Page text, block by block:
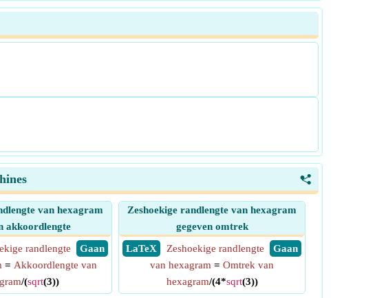
<
van hexagram
akkoordlengte
​ Gaan
randlengte
= Akkoordlengte van
/(sqrt(3))
Zeshoekige randlengte van hexagram
gegeven omtrek
​ LaTeX
​ Gaan
Zeshoekige randlengte
van hexagram = Omtrek van
hexagram/(4*sqrt(3))